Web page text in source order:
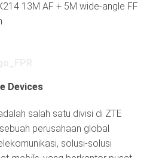
13M AF + 5M wide-angle FF
Devices
salah satu divisi di ZTE
perusahaan global
solusi-solusi